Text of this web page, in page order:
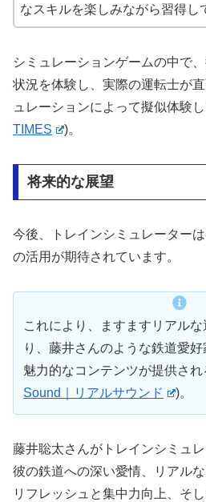
なスキルを楽しみながら習得し
シミュレーションゲームの中で
状況を体験し、実際の運転士が
ュレーションによって擬似体験
TIMES
)​。
将来的な展望
今後、トレインシミュレーター
の活用が期待されています。
これにより、ますますリアル
り、藤井さんのような鉄道愛
魅力的なコンテンツが提供され
Sound｜リアルサウンド
)​。
藤井聡太さんがトレインシミュ
彼の鉄道への深い愛情、リアル
リフレッシュと集中力向上、そ